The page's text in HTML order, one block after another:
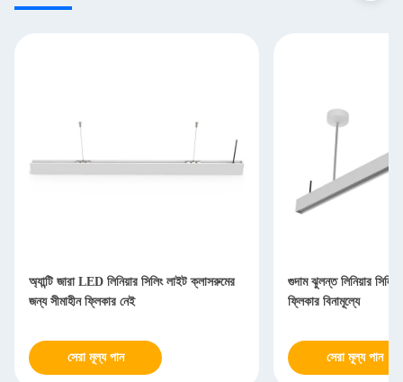
অ্যান্টি জারা LED লিনিয়ার সিলিং লাইট ক্লাসরুমের
জন্য সীমাহীন ফ্লিকার নেই
সেরা মূল্য পান
গুদাম ঝুলন্ত লিনিয়ার
ফ্লিকার বিনামূল্যে
সেরা মূল্য পান